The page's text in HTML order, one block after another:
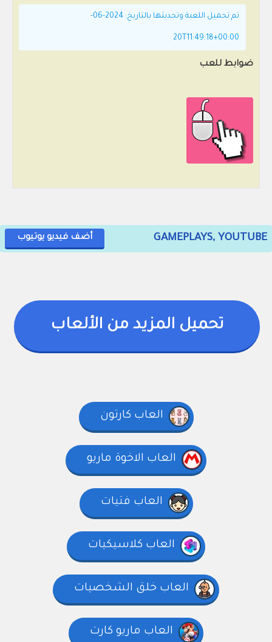
تم تحميل اللعبة وتحديثها بالتاريخ: 2024-06-
20T11:49:18+00:00
ضوابط للعب
GAMEPLAYS, YOUTUBE أضف فيديو يوتيوب
تحميل المزيد من الألعاب
العاب كارتون
العاب الاخوة ماريو
العاب فتيات
العاب كلاسيكيات
العاب خلق الشخصيات
العاب ماريو كارت